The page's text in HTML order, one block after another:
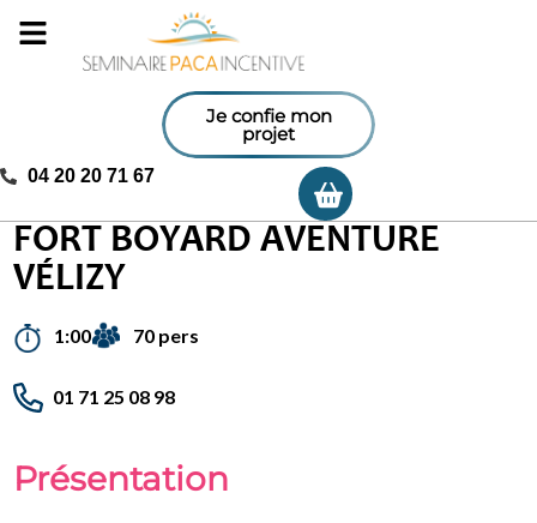
Je confie mon
projet
04 20 20 71 67
Fort Boyard Aventure Vélizy
FORT BOYARD AVENTURE
VÉLIZY
1:00 70 pers
01 71 25 08 98
Présentation